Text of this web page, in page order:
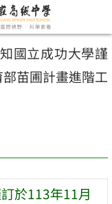
國立成功大學謹
苗圃計畫進階工
於113年11月